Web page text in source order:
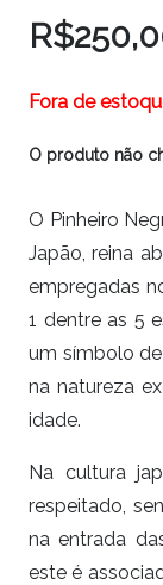
R$
Fora de
O produto não
O Pinheiro
Japão, reina
empregadas
1 dentre as 5
um símbolo
na natureza
idade.
Na cultura
respeitado,
na entrada
este é